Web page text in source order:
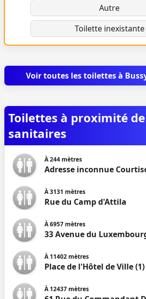
Autre
Toilette inexistante
Voir toutes les toilettes à
Toilettes à proximité de
sanitaires
À244 mètres
Adresse inconnue
À3131 mètres
Rue du Camp d'Attila
À6957 mètres
33 Avenue du
À11402 mètres
Place de l'Hôtel de Ville (1)
À12437 mètres